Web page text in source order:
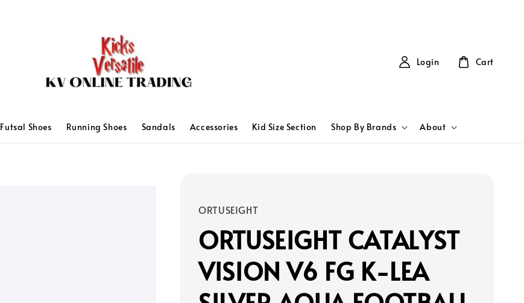
Futsal Shoes Running Shoes Sandals Accessories Kid Size Section Shop By Brands About
Login Cart
ORTUSEIGHT
ORTUSEIGHT CATALYST
VISION V6 FG K-LEA